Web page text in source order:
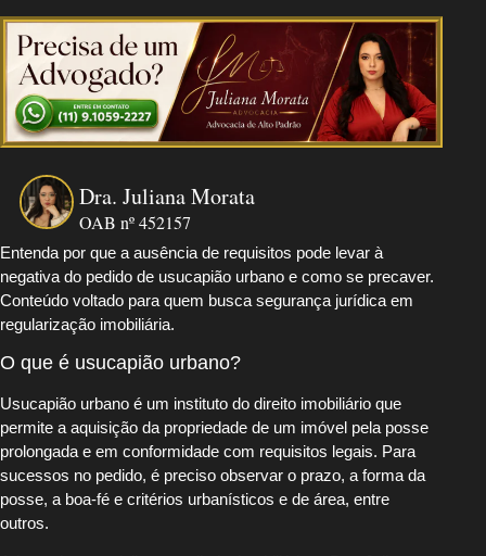
Dra. Juliana Morata
OAB nº 452157
Entenda por que a ausência de requisitos pode levar à
negativa do pedido de usucapião urbano e como se precaver.
Conteúdo voltado para quem busca segurança jurídica em
regularização imobiliária.
O que é usucapião urbano?
Usucapião urbano é um instituto do direito imobiliário que
permite a aquisição da propriedade de um imóvel pela posse
prolongada e em conformidade com requisitos legais. Para
sucessos no pedido, é preciso observar o prazo, a forma da
posse, a boa-fé e critérios urbanísticos e de área, entre
outros.